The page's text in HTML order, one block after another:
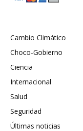
Cambio Climático
Choco-Gobierno
Ciencia
Internacional
Salud
Seguridad
Últimas noticias